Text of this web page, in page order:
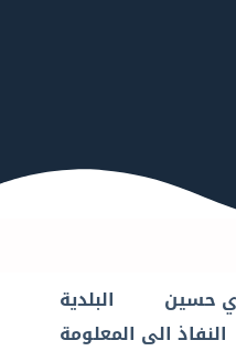
حسين
البلدية
النفاذ الى المعلومة